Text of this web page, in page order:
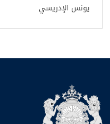
يونس الإدريسي